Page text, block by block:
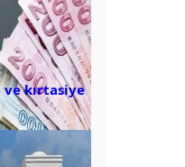
kırtasiye